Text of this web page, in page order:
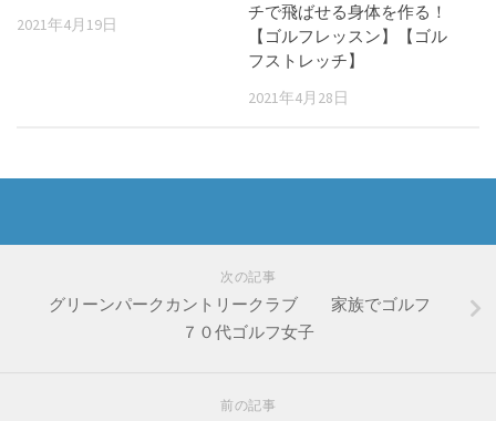
2021年4月19日
チで飛ばせる身体を作る！
【ゴルフレッスン】【ゴル
フストレッチ】
2021年4月28日
次の記事
グリーンパークカントリークラブ 家族でゴルフ
７０代ゴルフ女子
前の記事